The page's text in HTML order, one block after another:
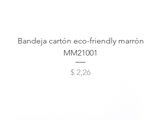
Bandeja cartón eco-friendly marrón
MM21001
Precio
$ 2,26